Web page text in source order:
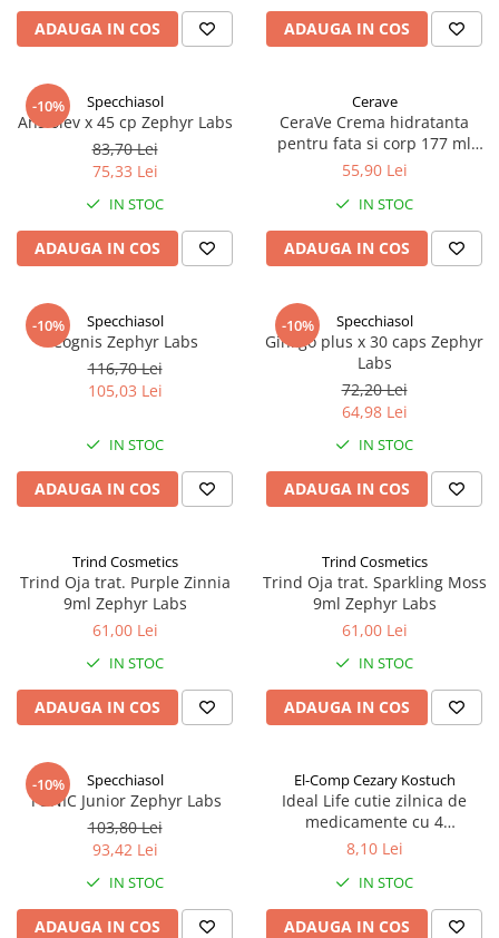
Antioxidanti
Altele-Suplimente alimentare
ADAUGA IN COS ADAUGA IN COS
-10% Specchiasol
Ansiolev x 45 cp Zephyr Labs
83,70 Lei
75,33 Lei
IN STOC
ADAUGA IN COS
Cerave
CeraVe Crema hidratanta
pentru fata si corp 177 ml
Zephyr Labs
55,90 Lei
IN STOC
ADAUGA IN COS
-10% Specchiasol
Cognis Zephyr Labs
116,70 Lei
105,03 Lei
IN STOC
ADAUGA IN COS
-10% Specchiasol
Ginkgo plus x 30 caps Zephyr
Labs
72,20 Lei
64,98 Lei
IN STOC
ADAUGA IN COS
Trind Cosmetics
Trind Oja trat. Purple Zinnia
9ml Zephyr Labs
61,00 Lei
IN STOC
ADAUGA IN COS
Trind Cosmetics
Trind Oja trat. Sparkling Moss
9ml Zephyr Labs
61,00 Lei
IN STOC
ADAUGA IN COS
-10% Specchiasol
TONIC Junior Zephyr Labs
103,80 Lei
93,42 Lei
IN STOC
ADAUGA IN COS
El-Comp Cezary Kostuch
Ideal Life cutie zilnica de
medicamente cu 4
compartimente, alfabet
8,10 Lei
IN STOC
ADAUGA IN COS